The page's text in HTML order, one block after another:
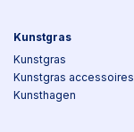
Kunstgras
Kunstgras
Kunstgras accessoires
Kunsthagen